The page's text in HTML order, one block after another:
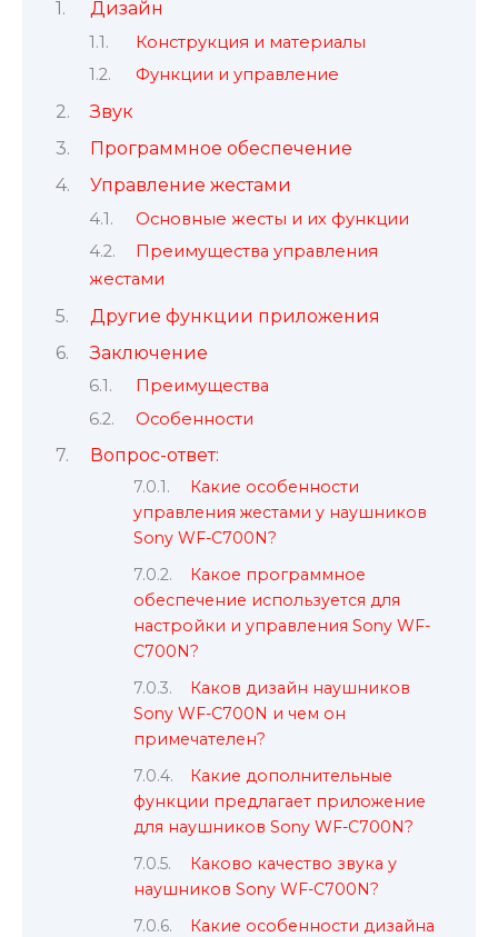
Дизайн
Конструкция и материалы
Функции и управление
Звук
Программное обеспечение
Управление жестами
Основные жесты и их функции
Преимущества управления
жестами
Другие функции приложения
Заключение
Преимущества
Особенности
Вопрос-ответ:
Какие особенности
управления жестами у наушников
Sony WF-C700N?
Какое программное
обеспечение используется для
настройки и управления Sony WF-
C700N?
Каков дизайн наушников
Sony WF-C700N и чем он
примечателен?
Какие дополнительные
функции предлагает приложение
для наушников Sony WF-C700N?
Каково качество звука у
наушников Sony WF-C700N?
Какие особенности дизайна